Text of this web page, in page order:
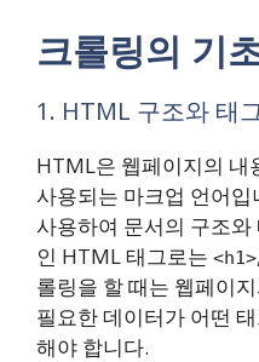
크롤링의 기
1. HTML 구조와 태
HTML은 웹페이지의 내
사용되는 마크업 언어
사용하여 문서의 구조
인 HTML 태그로는 <h1>,
롤링을 할 때는 웹페이
필요한 데이터가 어떤
해야 합니다.